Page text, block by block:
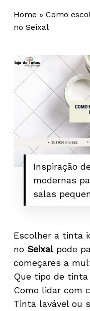
Home » Como
no Seixal
Inspiração
modernas
salas
Escolher a tinta
no Seixalpode
começares a
Que tipo de
Como lidar com
Tinta lavável ou